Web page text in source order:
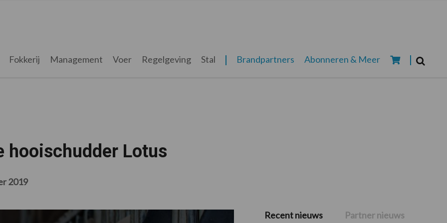
Fokkerij Management Voer Regelgeving Stal Brandpartners Abonneren & Meer
hooischudder Lotus
2019
Primaire
Recent nieuws Partner nieuws